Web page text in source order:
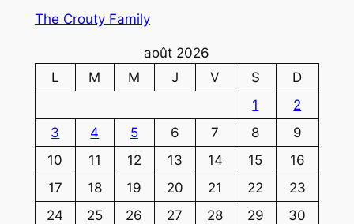
The Crouty Family
août 2026
L
M M J V S
D
1
2
3
4 5 6 7 8
9
10
11 12 13 14 15
16
17
18 19 20 21 22
23
24
25 26 27 28 29
30